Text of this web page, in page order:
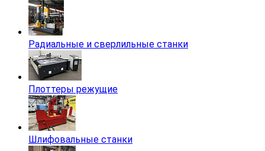
Радиальные и сверлильные станки
Плоттеры режущие
Шлифовальные станки